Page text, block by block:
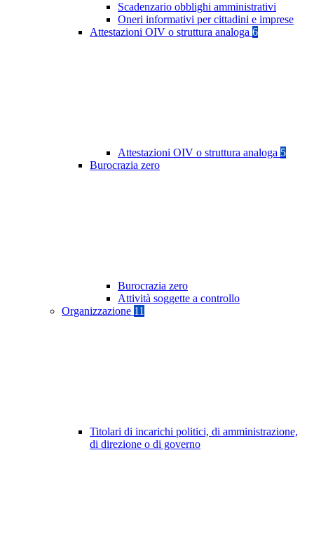
Scadenzario obblighi amministrativi
Oneri informativi per cittadini e imprese
Attestazioni OIV o struttura analoga 6
Attestazioni OIV o struttura analoga 5
Burocrazia zero
Burocrazia zero
Attività soggette a controllo
Organizzazione 11
Titolari di incarichi politici, di amministrazione,
di direzione o di governo